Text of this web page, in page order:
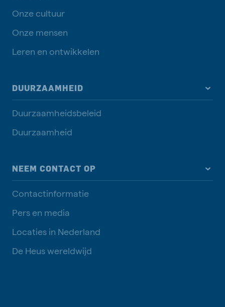
Onze cultuur
Onze mensen
Leren en ontwikkelen
DUURZAAMHEID
Duurzaamheidsbeleid
Duurzaamheid
NEEM CONTACT OP
Contactinformatie
Pers en media
Locaties in Nederland
De Heus wereldwijd